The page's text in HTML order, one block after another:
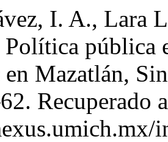
I. A., Lara
pública
en Mazatlán,
Recuperado